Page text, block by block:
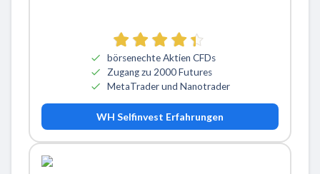
börsenechte Aktien CFDs
Zugang zu 2000 Futures
MetaTrader und Nanotrader
WH Selfinvest Erfahrungen